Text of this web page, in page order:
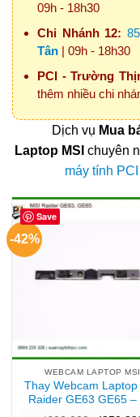
09h - 18h30
Chi Nhánh 12:
Tân | 09h - 18h30
PCI - Trường
thêm nhiều chi
Dịch vụ Mua
Laptop MSI chuyên
máy tính PCI
Save
-42%
WEBCAM LAPTOP MSI
Thay Webcam Laptop
Raider GE63 GE65 –